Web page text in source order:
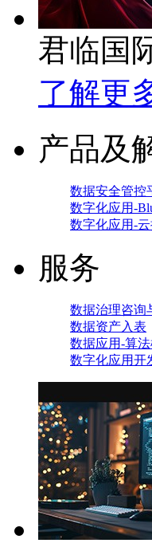
君临国
了解更
产品及
数据安全管控
数字化应用-
数字化应用-云
服务
数据治理咨询
数据资产入表
数据应用-算
数字化应用开